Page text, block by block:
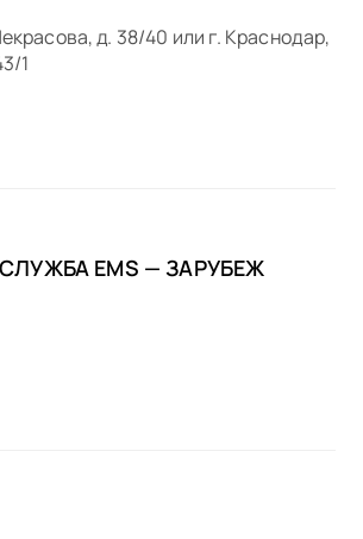
д. 38/40 или г. Краснодар,
1
EMS — ЗАРУБЕЖ